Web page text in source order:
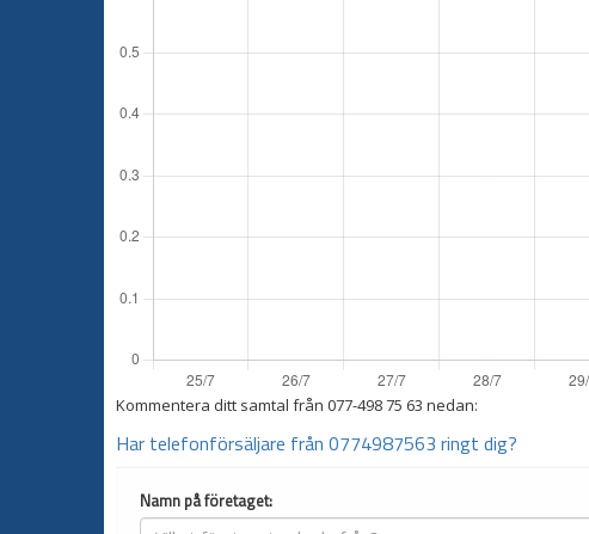
Kommentera ditt samtal från 077-498 75 63 nedan:
Har telefonförsäljare från 0774987563 ringt dig?
Namn på företaget: